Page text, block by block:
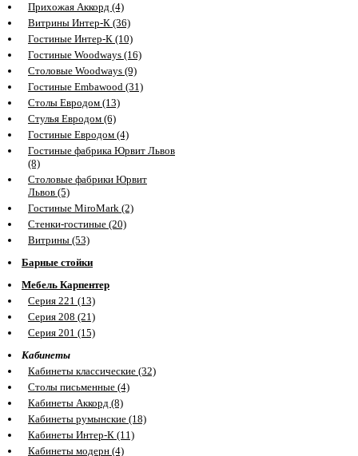
Прихожая Аккорд (4)
Витрины Интер-К (36)
Гостиные Интер-К (10)
Гостиные Woodways (16)
Столовые Woodways (9)
Гостиные Embawood (31)
Столы Евродом (13)
Стулья Евродом (6)
Гостиные Евродом (4)
Гостиные фабрика Юрвит Львов
(8)
Столовые фабрики Юрвит
Львов (5)
Гостиные MiroMark (2)
Стенки-гостиные (20)
Витрины (53)
Барные стойки
Мебель Карпентер
Серия 221 (13)
Серия 208 (21)
Серия 201 (15)
Кабинеты
Кабинеты классические (32)
Столы письменные (4)
Кабинеты Аккорд (8)
Кабинеты румынские (18)
Кабинеты Интер-К (11)
Кабинеты модерн (4)